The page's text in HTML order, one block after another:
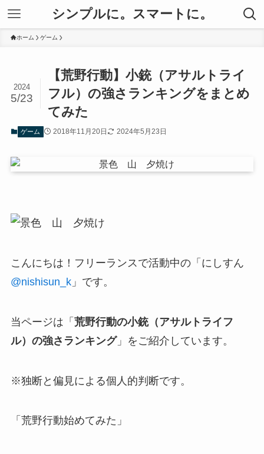
シンプルに。スマートに。
ホーム ゲーム
【荒野行動】小銃（アサルトライ
フル）の強さランキングをまとめ
てみた
2024
5/23
ゲーム 2018年11月20日 2024年5月23日
こんにちは！フリーランスで活動中の「にしすん
@nishisun_k」です。
当ページは「 荒野行動の小銃（アサルトライフ
ル）の強さランキング」をご紹介しています。
※独断と偏見による個人的判断です。
「荒野行動始めてみた」